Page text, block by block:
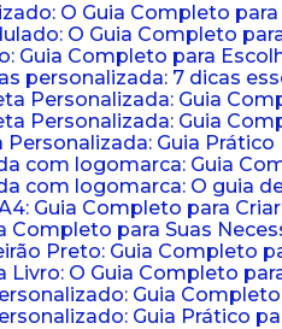
O Guia Completo para
O Guia Completo
Guia Completo para
personalizada: 7 dicas
Personalizada: Guia
Personalizada: Guia
Personalizada: Guia
com logomarca: Guia
com logomarca: O guia
Guia Completo para
Completo para Suas
Preto: Guia Completo
Livro: O Guia Completo
Guia
Guia Prático